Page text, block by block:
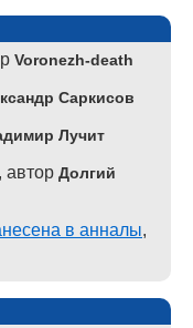
Voronezh-death
Саркисов
Лучит
, автор Долгий
в анналы,